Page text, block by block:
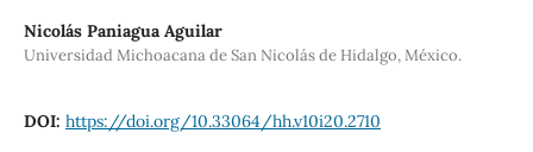
Nicolás Paniagua Aguilar
Universidad Michoacana de San Nicolás de Hidalgo, México.
DOI: https://doi.org/10.33064/hh.v10i20.2710